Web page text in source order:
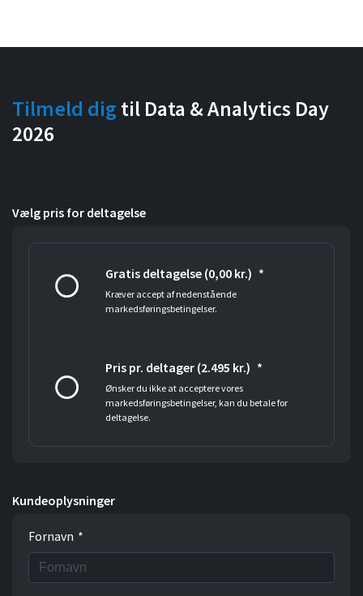
Tilmeld dig til Data & Analytics Day
2026
Vælg pris for deltagelse
Gratis deltagelse (0,00 kr.) *
Kræver accept af nedenstående
markedsføringsbetingelser.
Pris pr. deltager (2.495 kr.) *
Ønsker du ikke at acceptere vores
markedsføringsbetingelser, kan du betale for
deltagelse.
Kundeoplysninger
Fornavn *